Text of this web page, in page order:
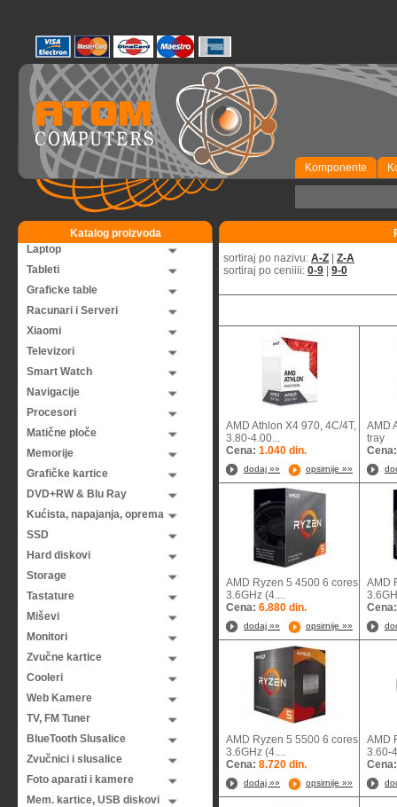
Komponente
Katalog proizvoda
Laptop
Tableti
Graficke table
Racunari i Serveri
Xiaomi
Televizori
Smart Watch
Navigacije
Procesori
Matične ploče
Memorije
Grafičke kartice
DVD+RW & Blu Ray
Kućista, napajanja, oprema
SSD
Hard diskovi
Storage
Tastature
Miševi
Monitori
Zvučne kartice
Cooleri
Web Kamere
TV, FM Tuner
BlueTooth Slusalice
Zvučnici i slusalice
Foto aparati i kamere
Mem. kartice, USB diskovi
sortiraj po nazivu: A-Z
Z-A
sortiraj po ceniiii: 0-9 9-0
AMD Athlon X4 970, 4C/4T,
3.80-4.00...
Cena: 1.040 din.
dodaj »» opsirnije »»
AMD
AMD Ryzen 5 4500 6 cores
3.6GHz (4....
Cena: 6.880 din.
dodaj »» opsirnije »»
AMD
AMD Ryzen 5 5500 6 cores
3.6GHz (4....
Cena: 8.720 din.
dodaj »» opsirnije »»
AMD
3.60-